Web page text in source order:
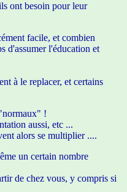
ont besoin pour leur
facile, et combien
d'assumer l'éducation et
à le replacer, et certains
!
aussi, etc ...
alors se multiplier ....
un certain nombre
de chez vous, y compris si